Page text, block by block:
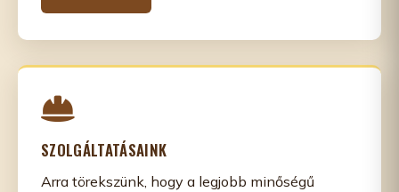
SZOLGÁLTATÁSAINK
Arra törekszünk, hogy a legjobb minőségű